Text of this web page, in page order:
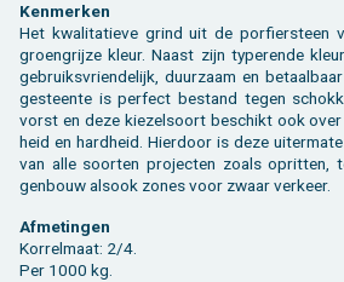
Ken­mer­ken
Het kwa­li­ta­tie­ve grind uit de por­fier­steen
groen­grij­ze kleur. Naast zijn ty­pe­ren­de
ge­bruiks­vrien­de­lijk, duur­zaam en
ge­steen­te is per­fect be­stand tegen
vorst en deze kie­zel­soort be­schikt ook
heid en hard­heid. Hier­door is deze
van alle soor­ten pro­jec­ten zoals op­rit­ten,
gen­bouw als­ook zones voor zwaar ver­keer.
Af­me­tin­gen
Kor­rel­maat: 2/4.
Per 1000 kg.